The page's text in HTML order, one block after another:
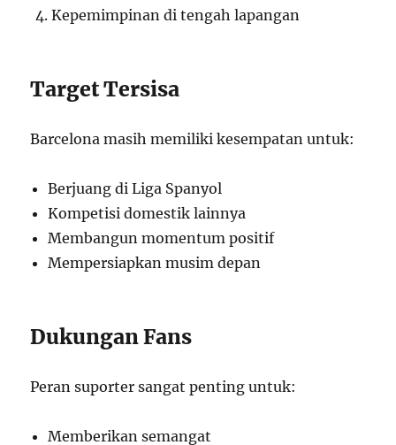
Kepemimpinan di tengah lapangan
Target Tersisa
Barcelona masih memiliki kesempatan untuk:
Berjuang di Liga Spanyol
Kompetisi domestik lainnya
Membangun momentum positif
Mempersiapkan musim depan
Dukungan Fans
Peran suporter sangat penting untuk:
Memberikan semangat